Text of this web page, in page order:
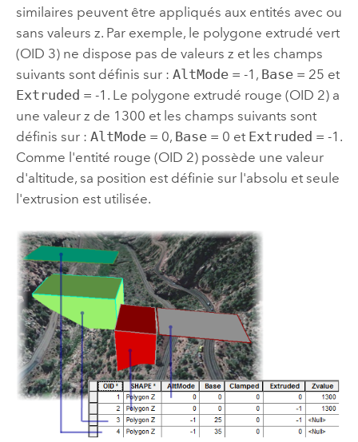
similaires peuvent être appliqués aux entités avec ou
sans valeurs z. Par exemple, le polygone extrudé vert
(OID 3) ne dispose pas de valeurs z et les champs
suivants sont définis sur : AltMode= -1, Base= 25 et
Extruded = -1. Le polygone extrudé rouge (OID 2) a
une valeur z de 1300 et les champs suivants sont
définis sur : AltMode= 0, Base= 0 et Extruded = -1.
Comme l'entité rouge (OID 2) possède une valeur
d'altitude, sa position est définie sur l'absolu et seule
l'extrusion est utilisée.